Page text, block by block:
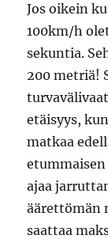
Jos oikein
100km/h
sekuntia.
200 metriä!
etäisyys,
matkaa
ajaa
äärettömän
saattaa